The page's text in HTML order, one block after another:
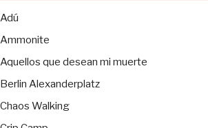
Adú
Ammonite
Aquellos que desean mi muerte
Berlin Alexanderplatz
Chaos Walking